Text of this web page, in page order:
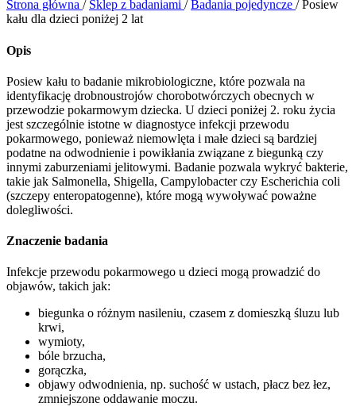
Strona główna / Sklep z badaniami / Badania pojedyncze / Posiew
kału dla dzieci poniżej 2 lat
Opis
Posiew kału to badanie mikrobiologiczne, które pozwala na
identyfikację drobnoustrojów chorobotwórczych obecnych w
przewodzie pokarmowym dziecka. U dzieci poniżej 2. roku życia
jest szczególnie istotne w diagnostyce infekcji przewodu
pokarmowego, ponieważ niemowlęta i małe dzieci są bardziej
podatne na odwodnienie i powikłania związane z biegunką czy
innymi zaburzeniami jelitowymi. Badanie pozwala wykryć bakterie,
takie jak Salmonella, Shigella, Campylobacter czy Escherichia coli
(szczepy enteropatogenne), które mogą wywoływać poważne
dolegliwości.
Znaczenie badania
Infekcje przewodu pokarmowego u dzieci mogą prowadzić do
objawów, takich jak:
biegunka o różnym nasileniu, czasem z domieszką śluzu lub
krwi,
wymioty,
bóle brzucha,
gorączka,
objawy odwodnienia, np. suchość w ustach, płacz bez łez,
zmniejszone oddawanie moczu.